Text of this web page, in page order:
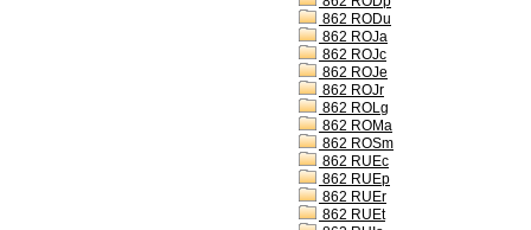
862 RODu
862 ROJa
862 ROJc
862 ROJe
862 ROJr
862 ROLg
862 ROMa
862 ROSm
862 RUEc
862 RUEp
862 RUEr
862 RUEt